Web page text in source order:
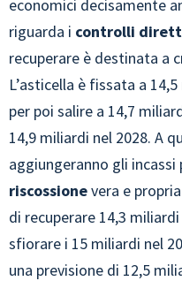
economici decisamente
riguarda i controlli
recuperare è destinata a
L’asticella è fissata a
per poi salire a 14,7
14,9 miliardi nel 2028. A
aggiungeranno gli incassi
riscossionevera e
di recuperare 14,3
sfiorare i 15 miliardi nel
una previsione di 12,5